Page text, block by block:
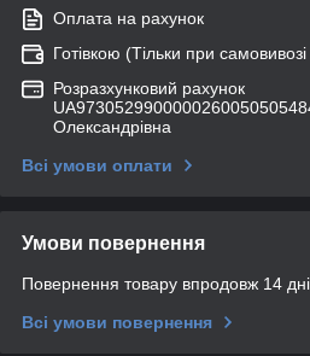
Оплата на рахунок
Готівкою (Тільки при
Розразхунковий рахунок
Олександрівна
Всі умови оплати
Умови повернення
Повернення товару впродовж 14
Всі умови повернення